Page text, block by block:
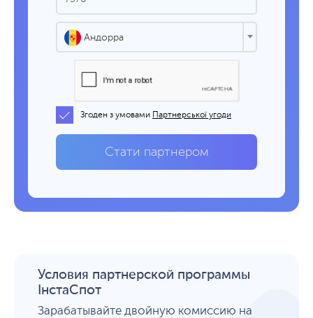
Андорра
Згоден з умовами Партнерської угоди
Стати партнером
Условия партнерской программы
ІнстаСпот
Зарабатывайте двойную комиссию на